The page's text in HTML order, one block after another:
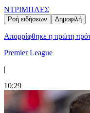
ΝΤΡΙΜΠΛΕΣ
Ροή ειδήσεων Δημοφιλή
Απορρίφθηκε η πρώτη
Premier League
|
10:29